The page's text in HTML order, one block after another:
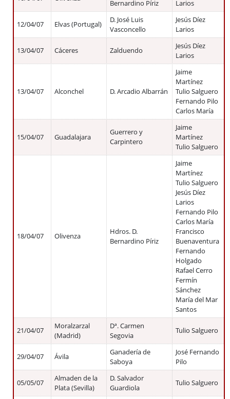
Bernardino Píriz Larios
12/04/07 Elvas (Portugal)
D. José Luis
Vasconcello
Jesús Díez
Larios
13/04/07 Cáceres Zalduendo
Jesús Díez
Larios
13/04/07 Alconchel D. Arcadio Albarrán
Jaime
Martínez
Tulio Salguero
Fernando Pilo
Carlos María
15/04/07 Guadalajara
Guerrero y
Carpintero
Jaime
Martínez
Tulio Salguero
18/04/07 Olivenza
Hdros. D.
Bernardino Píriz
Jaime
Martínez
Tulio Salguero
Jesús Díez
Larios
Fernando Pilo
Carlos María
Francisco
Buenaventura
Fernando
Holgado
Rafael Cerro
Fermín
Sánchez
María del Mar
Santos
21/04/07
Moralzarzal
(Madrid)
Dª. Carmen
Segovia
Tulio Salguero
29/04/07 Ávila
Ganadería de
Saboya
José Fernando
Pilo
05/05/07
Almaden de la
Plata (Sevilla)
D. Salvador
Guardiola
Tulio Salguero